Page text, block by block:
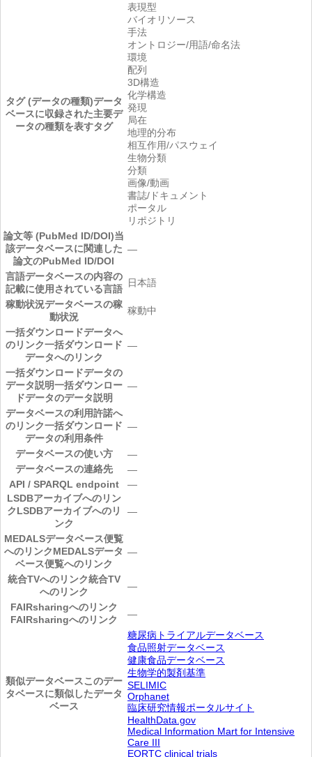
タグ (データの種類)データ
ベースに収録された主要デ
ータの種類を表すタグ
表現型
バイオリソース
手法
オントロジー/用語/命名法
環境
配列
3D構造
化学構造
発現
局在
地理的分布
相互作用/パスウェイ
生物分類
分類
画像/動画
書誌/ドキュメント
ポータル
リポジトリ
論文等 (PubMed ID/DOI)当
該データベースに関連した
論文のPubMed ID/DOI
―
言語データベースの内容の
記載に使用されている言語
日本語
稼動状況データベースの稼
動状況
稼動中
一括ダウンロードデータへ
のリンク一括ダウンロード
データへのリンク
―
一括ダウンロードデータの
データ説明一括ダウンロー
ドデータのデータ説明
―
データベースの利用許諾へ
のリンク一括ダウンロード
データの利用条件
―
データベースの使い方
―
データベースの連絡先
―
API / SPARQL endpoint
―
LSDBアーカイブへのリン
クLSDBアーカイブへのリ
ンク
―
MEDALSデータベース便覧
へのリンクMEDALSデータ
ベース便覧へのリンク
―
統合TVへのリンク統合TV
へのリンク
―
FAIRsharingへのリンク
FAIRsharingへのリンク
―
類似データベースこのデー
タベースに類似したデータ
ベース
糖尿病トライアルデータベース
食品照射データベース
健康食品データベース
生物学的製剤基準
SELIMIC
Orphanet
臨床研究情報ポータルサイト
HealthData.gov
Medical Information Mart for Intensive
Care III
EORTC clinical trials